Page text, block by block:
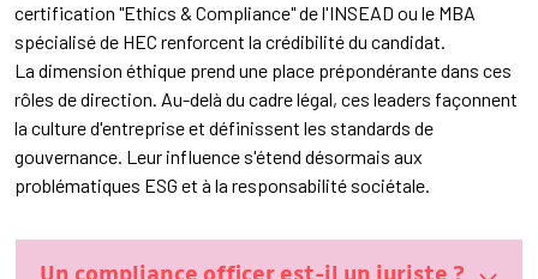
certification "Ethics & Compliance" de l'INSEAD ou le MBA
spécialisé de HEC renforcent la crédibilité du candidat.
La dimension éthique prend une place prépondérante dans ces
rôles de direction. Au-delà du cadre légal, ces leaders façonnent
la culture d'entreprise et définissent les standards de
gouvernance. Leur influence s'étend désormais aux
problématiques ESG et à la responsabilité sociétale.